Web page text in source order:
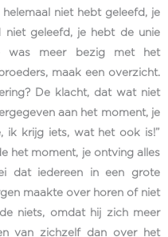
niet hebt geleefd, je
niet geleefd, je hebt de unie
was meer bezig met het
maak een overzicht.
De klacht, dat wat niet
aan het moment, je
ik krijg iets, wat het ook is!”
het moment, je ontving alles
dat iedereen in een grote
maakte over horen of niet
niets, omdat hij zich meer
van zichzelf dan over het